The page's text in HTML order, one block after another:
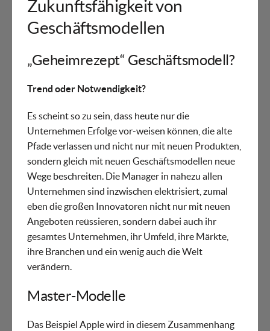
Zukunftsfähigkeit von
Geschäftsmodellen
„Geheimrezept“ Geschäftsmodell?
Trend oder Notwendigkeit?
Es scheint so zu sein, dass heute nur die
Unternehmen Erfolge vor-weisen können, die alte
Pfade verlassen und nicht nur mit neuen Produkten,
sondern gleich mit neuen Geschäftsmodellen neue
Wege beschreiten. Die Manager in nahezu allen
Unternehmen sind inzwischen elektrisiert, zumal
eben die großen Innovatoren nicht nur mit neuen
Angeboten reüssieren, sondern dabei auch ihr
gesamtes Unternehmen, ihr Umfeld, ihre Märkte,
ihre Branchen und ein wenig auch die Welt
verändern.
Master-Modelle
Das Beispiel Apple wird in diesem Zusammenhang